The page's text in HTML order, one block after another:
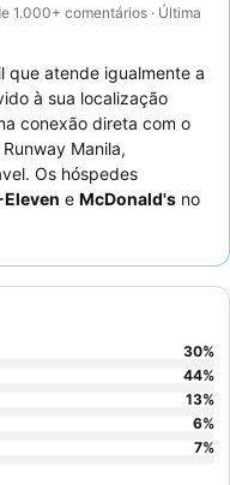
1.000+ comentários · Última
que atende igualmente a
à sua localização
conexão direta com o
Manila,
Os hóspedes
e McDonald's no
profissional, e
uma experiência mais
com vista para o
30%
44%
13%
6%
7%